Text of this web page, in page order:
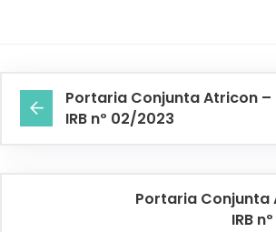
Portaria Conjunta Atricon –
IRB nº 02/2023
Portaria Conjunta
IRB